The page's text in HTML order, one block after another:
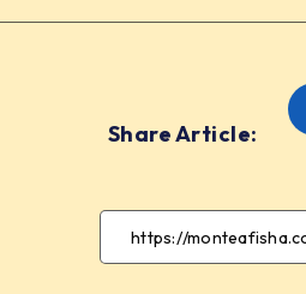
Share Article: